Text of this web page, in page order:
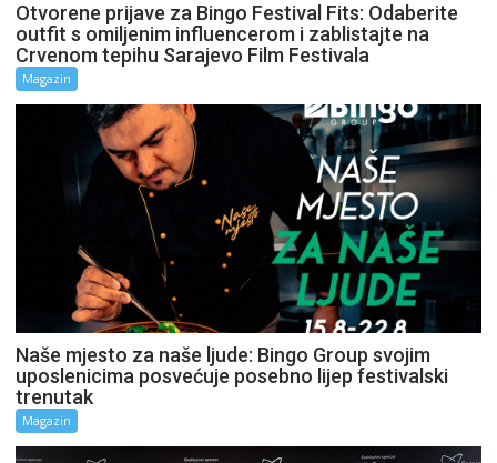
Otvorene prijave za Bingo Festival Fits: Odaberite
outfit s omiljenim influencerom i zablistajte na
Crvenom tepihu Sarajevo Film Festivala
Magazin
Naše mjesto za naše ljude: Bingo Group svojim
uposlenicima posvećuje posebno lijep festivalski
trenutak
Magazin